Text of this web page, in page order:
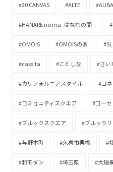
#20 CANVAS #ALTE #AUBA
#HANARE no ma -はなれの間-
#OMOIS #OMOISの家
#cassita #ことしな #さい
#カリフォルニアスタイル #コ
#コミュニティスクエア #コーセ
#ブルックスクエア #ブルック
#与野本町 #久喜市栗橋 #
#和モダン #埼玉県 #大規